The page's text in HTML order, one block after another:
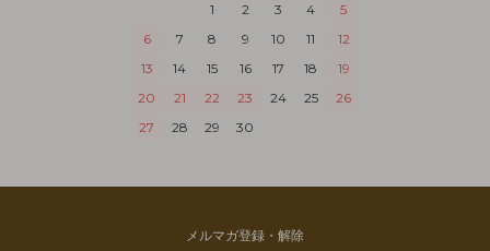
1
2 3 4
5
6
7 8 9 10 11
12
13
14 15 16 17 18
19
20
21 22 23 24 25
26
27
28 29 30
メルマガ登録・解除